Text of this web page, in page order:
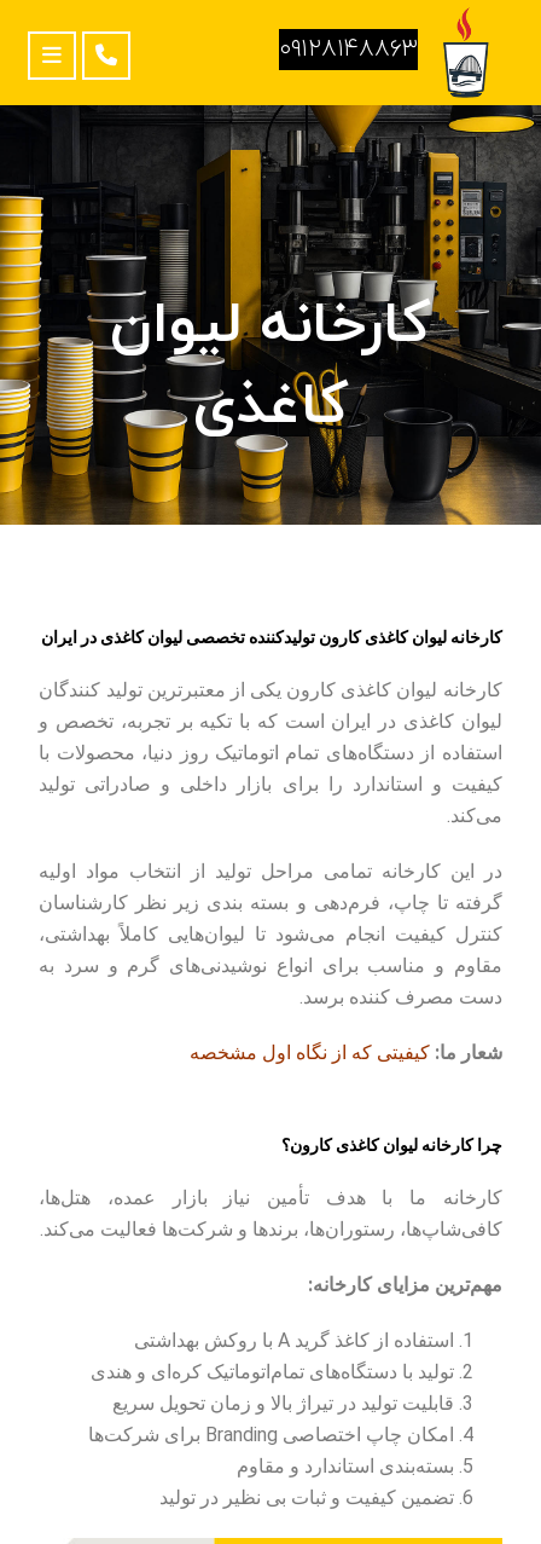
۰۹۱۲۸۱۴۸۸۶۳
کارخانه لیوان
کاغذی
کارخانه لیوان کاغذی کارون تولیدکننده تخصصی لیوان کاغذی در ایران
کارخانه لیوان کاغذی کارون یکی از معتبرترین تولید کنندگان
لیوان کاغذی در ایران است که با تکیه بر تجربه، تخصص و
استفاده از دستگاه‌های تمام‌ اتوماتیک روز دنیا، محصولات با
کیفیت و استاندارد را برای بازار داخلی و صادراتی تولید
می‌کند.
در این کارخانه تمامی مراحل تولید از انتخاب مواد اولیه
گرفته تا چاپ، فرم‌دهی و بسته‌ بندی زیر نظر کارشناسان
کنترل کیفیت انجام می‌شود تا لیوان‌هایی کاملاً بهداشتی،
مقاوم و مناسب برای انواع نوشیدنی‌های گرم و سرد به
دست مصرف‌ کننده برسد.
شعار ما: کیفیتی که از نگاه اول مشخصه
چرا کارخانه لیوان کاغذی کارون؟
کارخانه ما با هدف تأمین نیاز بازار عمده، هتل‌ها،
کافی‌شاپ‌ها، رستوران‌ها، برندها و شرکت‌ها فعالیت می‌کند.
مهم‌ترین مزایای کارخانه:
استفاده از کاغذ گرید A با روکش بهداشتی
تولید با دستگاه‌های تمام‌اتوماتیک کره‌ای و هندی
قابلیت تولید در تیراژ بالا و زمان تحویل سریع
امکان چاپ اختصاصی Branding برای شرکت‌ها
بسته‌بندی استاندارد و مقاوم
تضمین کیفیت و ثبات بی نظیر در تولید